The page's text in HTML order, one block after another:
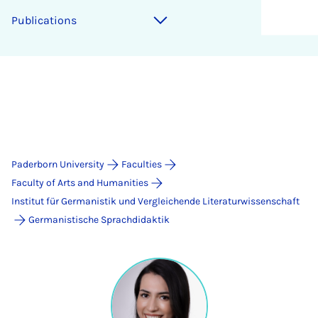
Publications
Paderborn University
Faculties
Faculty of Arts and Humanities
Institut für Germanistik und Vergleichende Literaturwissenschaft
Germanistische Sprachdidaktik